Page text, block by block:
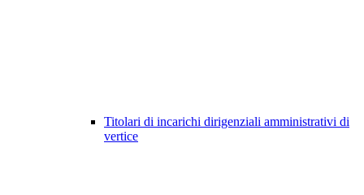
Titolari di incarichi dirigenziali amministrativi di
vertice